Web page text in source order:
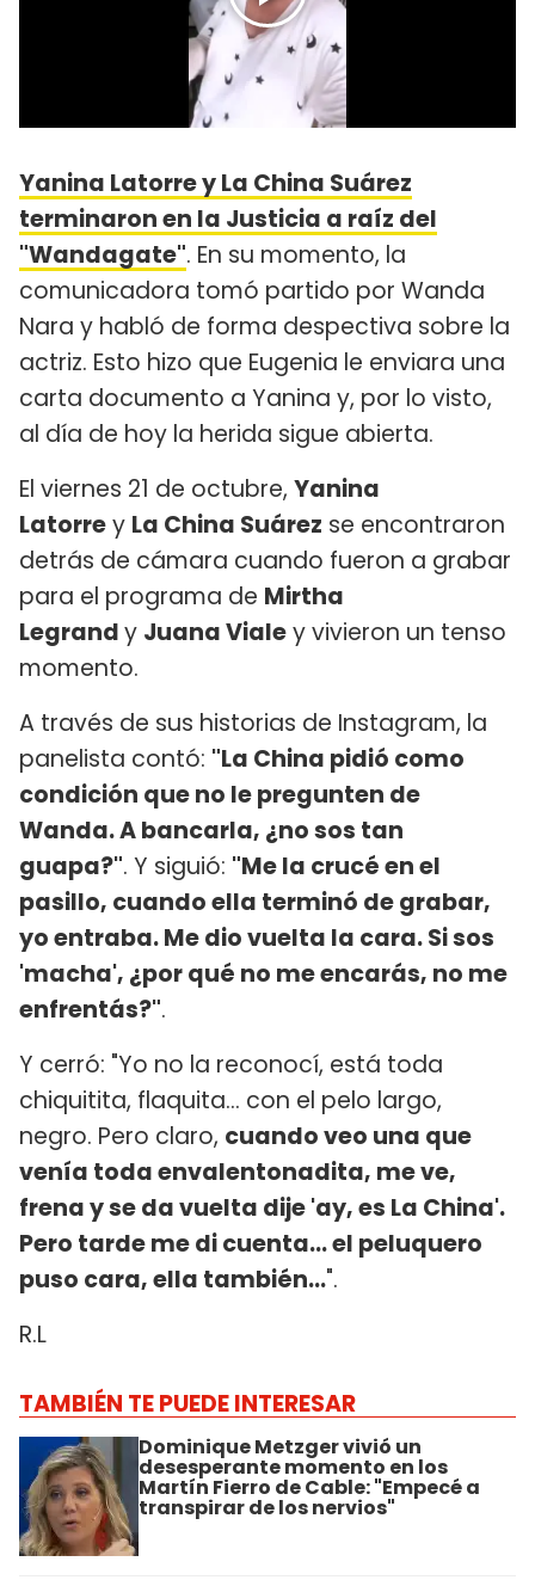
Yanina Latorre y La China Suárez
terminaron en la Justicia a raíz del
"Wandagate". En su momento, la
comunicadora tomó partido por Wanda
Nara y habló de forma despectiva sobre la
actriz. Esto hizo que Eugenia le enviara una
carta documento a Yanina y, por lo visto,
al día de hoy la herida sigue abierta.
El viernes 21 de octubre, Yanina
Latorrey La China Suárez se encontraron
detrás de cámara cuando fueron a grabar
para el programa de Mirtha
Legrandy Juana Vialey vivieron un tenso
momento.
A través de sus historias de Instagram, la
panelista contó: "La China pidió como
condición que no le pregunten de
Wanda. A bancarla, ¿no sos tan
guapa?". Y siguió: "Me la crucé en el
pasillo, cuando ella terminó de grabar,
yo entraba. Me dio vuelta la cara. Si sos
'macha', ¿por qué no me encarás, no me
enfrentás?".
Y cerró: "Yo no la reconocí, está toda
chiquitita, flaquita... con el pelo largo,
negro. Pero claro, cuando veo una que
venía toda envalentonadita, me ve,
frena y se da vuelta dije 'ay, es La China'.
Pero tarde me di cuenta... el peluquero
puso cara, ella también...".
R.L
TAMBIÉN TE PUEDE INTERESAR
Dominique Metzger vivió un
desesperante momento en los
Martín Fierro de Cable: "Empecé a
transpirar de los nervios"